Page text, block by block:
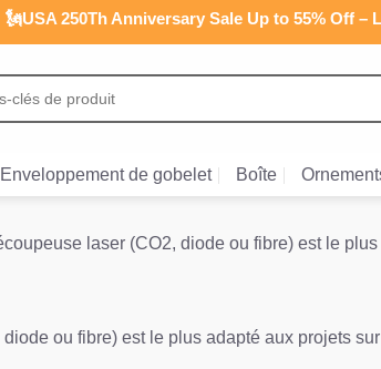
🗽USA 250Th Anniversary Sale Up to 55% Off –
Enveloppement de gobelet Boîte
laser (CO2, diode ou fibre) est le
ou fibre) est le plus adapté aux projets